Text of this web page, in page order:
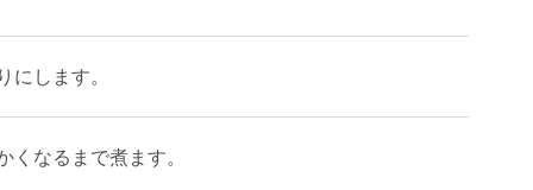
にします。
くなるまで煮ます。